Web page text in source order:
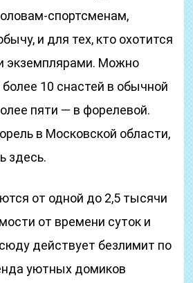
спортсменам,
и для тех, кто охотится
экземплярами. Можно
более 10 снастей в обычной
пяти — в форелевой.
в Московской области,
здесь.
от одной до 2,5 тысячи
от времени суток и
действует безлимит по
уютных домиков